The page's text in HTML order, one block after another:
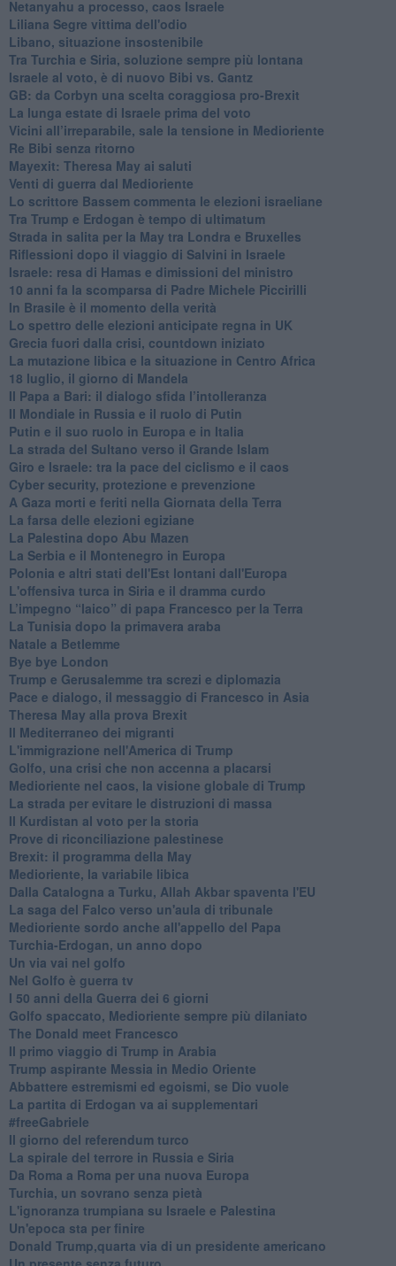
Netanyahu a processo, caos Israele
Liliana Segre vittima dell'odio
Libano, situazione insostenibile
Tra Turchia e Siria, soluzione sempre più lontana
Israele al voto, è di nuovo Bibi vs. Gantz
GB: da Corbyn una scelta coraggiosa pro-Brexit
La lunga estate di Israele prima del voto
Vicini all’irreparabile, sale la tensione in Medioriente
Re Bibi senza ritorno
Mayexit: Theresa May ai saluti
Venti di guerra dal Medioriente
Lo scrittore Bassem commenta le elezioni israeliane
Tra Trump e Erdogan è tempo di ultimatum
Strada in salita per la May tra Londra e Bruxelles
Riflessioni dopo il viaggio di Salvini in Israele
Israele: resa di Hamas e dimissioni del ministro
10 anni fa la scomparsa di Padre Michele Piccirilli
In Brasile è il momento della verità
Lo spettro delle elezioni anticipate regna in UK
Grecia fuori dalla crisi, countdown iniziato
La mutazione libica e la situazione in Centro Africa
18 luglio, il giorno di Mandela
Il Papa a Bari: il dialogo sfida l’intolleranza
Il Mondiale in Russia e il ruolo di Putin
Putin e il suo ruolo in Europa e in Italia
La strada del Sultano verso il Grande Islam
Giro e Israele: tra la pace del ciclismo e il caos
Cyber security, protezione e prevenzione
A Gaza morti e feriti nella Giornata della Terra
La farsa delle elezioni egiziane
La Palestina dopo Abu Mazen
La Serbia e il Montenegro in Europa
Polonia e altri stati dell'Est lontani dall'Europa
L'offensiva turca in Siria e il dramma curdo
L’impegno “laico” di papa Francesco per la Terra
La Tunisia dopo la primavera araba
Natale a Betlemme
Bye bye London
Trump e Gerusalemme tra screzi e diplomazia
Pace e dialogo, il messaggio di Francesco in Asia
Theresa May alla prova Brexit
Il Mediterraneo dei migranti
L'immigrazione nell'America di Trump
Golfo, una crisi che non accenna a placarsi
Medioriente nel caos, la visione globale di Trump
La strada per evitare le distruzioni di massa
Il Kurdistan al voto per la storia
Prove di riconciliazione palestinese
Brexit: il programma della May
Medioriente, la variabile libica
Dalla Catalogna a Turku, Allah Akbar spaventa l'EU
La saga del Falco verso un'aula di tribunale
Medioriente sordo anche all'appello del Papa
Turchia-Erdogan, un anno dopo
Un via vai nel golfo
Nel Golfo è guerra tv
I 50 anni della Guerra dei 6 giorni
Golfo spaccato, Medioriente sempre più dilaniato
The Donald meet Francesco
Il primo viaggio di Trump in Arabia
Trump aspirante Messia in Medio Oriente
Abbattere estremismi ed egoismi, se Dio vuole
La partita di Erdogan va ai supplementari
#freeGabriele
Il giorno del referendum turco
La spirale del terrore in Russia e Siria
Da Roma a Roma per una nuova Europa
Turchia, un sovrano senza pietà
L'ignoranza trumpiana su Israele e Palestina
Un'epoca sta per finire
Donald Trump,quarta via di un presidente americano